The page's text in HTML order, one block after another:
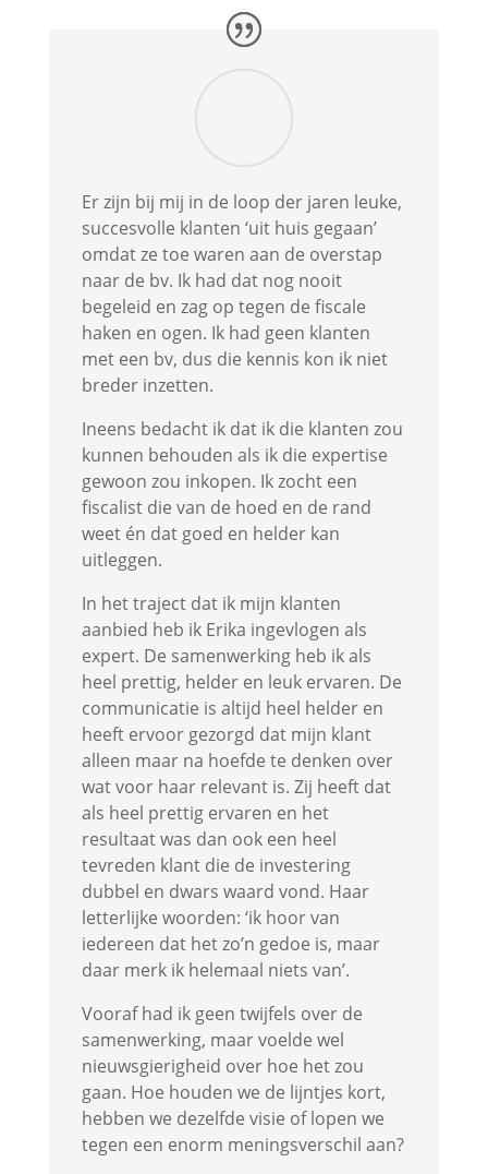
Er zijn bij mij in de loop der jaren leuke,
succesvolle klanten ‘uit huis gegaan’
omdat ze toe waren aan de overstap
naar de bv. Ik had dat nog nooit
begeleid en zag op tegen de fiscale
haken en ogen. Ik had geen klanten
met een bv, dus die kennis kon ik niet
breder inzetten.
Ineens bedacht ik dat ik die klanten zou
kunnen behouden als ik die expertise
gewoon zou inkopen. Ik zocht een
fiscalist die van de hoed en de rand
weet én dat goed en helder kan
uitleggen.
In het traject dat ik mijn klanten
aanbied heb ik Erika ingevlogen als
expert. De samenwerking heb ik als
heel prettig, helder en leuk ervaren. De
communicatie is altijd heel helder en
heeft ervoor gezorgd dat mijn klant
alleen maar na hoefde te denken over
wat voor haar relevant is. Zij heeft dat
als heel prettig ervaren en het
resultaat was dan ook een heel
tevreden klant die de investering
dubbel en dwars waard vond. Haar
letterlijke woorden: ‘ik hoor van
iedereen dat het zo’n gedoe is, maar
daar merk ik helemaal niets van’.
Vooraf had ik geen twijfels over de
samenwerking, maar voelde wel
nieuwsgierigheid over hoe het zou
gaan. Hoe houden we de lijntjes kort,
hebben we dezelfde visie of lopen we
tegen een enorm meningsverschil aan?